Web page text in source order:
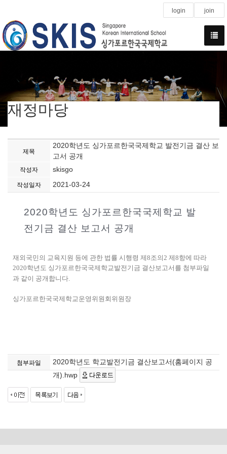
login join
재정마당
제목
2020학년도 싱가포르한국국제학교 발전기금 결산 보
고서 공개
작성자 skisgo
작성일자 2021-03-24
2020학년도 싱가포르한국국제학교 발
전기금 결산 보고서 공개
재외국민의 교육지원 등에 관한 법률 시행령 제8조의2 제8항에 따라
2020학년도 싱가포르한국국제학교발전기금 결산보고서를 첨부파일
과 같이 공개합니다.
싱가포르한국국제학교운영위원회위원장
첨부파일
2020학년도 학교발전기금 결산보고서(홈페이지 공
개).hwp